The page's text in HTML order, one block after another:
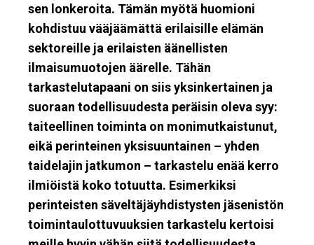
sen lonkeroita. Tämän myötä huomioni
kohdistuu vääjäämättä erilaisille elämän
sektoreille ja erilaisten äänellisten
ilmaisumuotojen äärelle. Tähän
tarkastelutapaani on siis yksinkertainen ja
suoraan todellisuudesta peräisin oleva syy:
taiteellinen toiminta on monimutkaistunut,
eikä perinteinen yksisuuntainen – yhden
taidelajin jatkumon – tarkastelu enää kerro
ilmiöistä koko totuutta. Esimerkiksi
perinteisten säveltäjäyhdistysten jäsenistön
toimintaulottuvuuksien tarkastelu kertoisi